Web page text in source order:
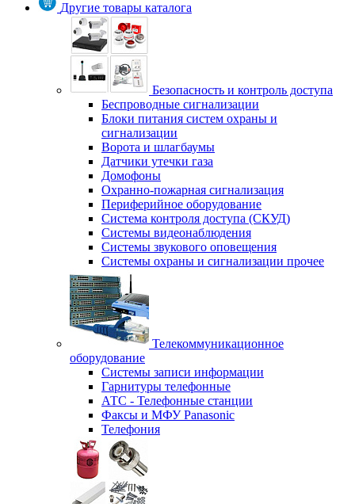
Другие товары каталога
Безопасность и контроль доступа
Беспроводные сигнализации
Блоки питания систем охраны и
сигнализации
Ворота и шлагбаумы
Датчики утечки газа
Домофоны
Охранно-пожарная сигнализация
Периферийное оборудование
Система контроля доступа (СКУД)
Системы видеонаблюдения
Системы звукового оповещения
Системы охраны и сигнализации прочее
Телекоммуникационное
оборудование
Системы записи информации
Гарнитуры телефонные
АТС - Телефонные станции
Факсы и МФУ Panasonic
Телефония